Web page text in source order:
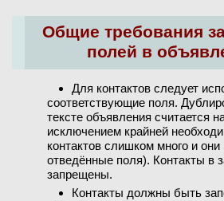
Общие требования
полей в
Для контактов следует
соответствующие поля.
тексте объявления считается
исключением крайней
контактов слишком много и
отведённые поля). Контакты в
запрещены.
Контакты должны быть